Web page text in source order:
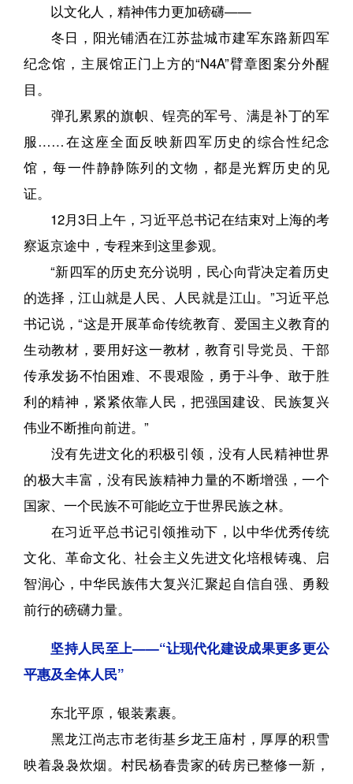
以文化人，精神伟力更加磅礴——
冬日，阳光铺洒在江苏盐城市建军东路新四军
纪念馆，主展馆正门上方的“N4A”臂章图案分外醒
目。
弹孔累累的旗帜、锃亮的军号、满是补丁的军
服……在这座全面反映新四军历史的综合性纪念
馆，每一件静静陈列的文物，都是光辉历史的见
证。
12月3日上午，习近平总书记在结束对上海的考
察返京途中，专程来到这里参观。
“新四军的历史充分说明，民心向背决定着历史
的选择，江山就是人民、人民就是江山。”习近平总
书记说，“这是开展革命传统教育、爱国主义教育的
生动教材，要用好这一教材，教育引导党员、干部
传承发扬不怕困难、不畏艰险，勇于斗争、敢于胜
利的精神，紧紧依靠人民，把强国建设、民族复兴
伟业不断推向前进。”
没有先进文化的积极引领，没有人民精神世界
的极大丰富，没有民族精神力量的不断增强，一个
国家、一个民族不可能屹立于世界民族之林。
在习近平总书记引领推动下，以中华优秀传统
文化、革命文化、社会主义先进文化培根铸魂、启
智润心，中华民族伟大复兴汇聚起自信自强、勇毅
前行的磅礴力量。
坚持人民至上——“让现代化建设成果更多更公
平惠及全体人民”
东北平原，银装素裹。
黑龙江尚志市老街基乡龙王庙村，厚厚的积雪
映着袅袅炊烟。村民杨春贵家的砖房已整修一新，